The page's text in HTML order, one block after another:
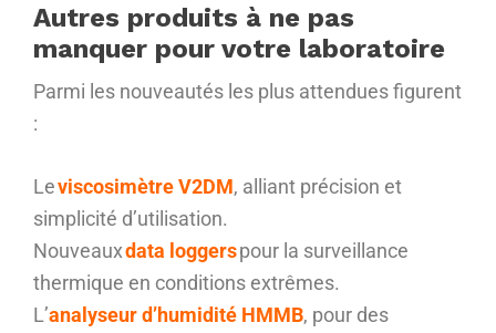
Autres produits à ne pas
manquer pour votre laboratoire
Parmi les nouveautés les plus attendues figurent
:
Leviscosimètre V2DM, alliant précision et
simplicité d’utilisation.
Nouveauxdata loggerspour la surveillance
thermique en conditions extrêmes.
L’analyseur d’humidité HMMB, pour des